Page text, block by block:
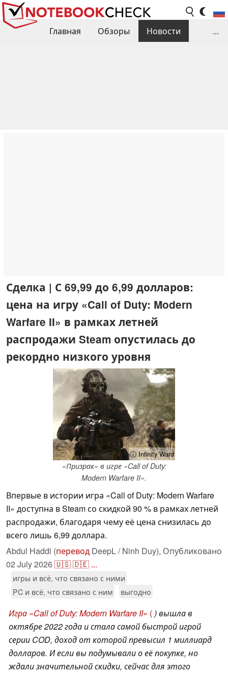
Главная Обзоры
Новости
...
Сделка | С 69,99 до 6,99 долларов:
цена на игру «Call of Duty: Modern
Warfare II» в рамках летней
распродажи Steam опустилась до
рекордно низкого уровня
ⓘ Infinity Ward
«Призрак» в игре «Call of Duty:
Modern Warfare II».
Впервые в истории игра «Call of Duty: Modern Warfare
II» доступна в Steam со скидкой 90 % в рамках летней
распродажи, благодаря чему её цена снизилась до
всего лишь 6,99 доллара.
Abdul Haddi (перевод DeepL / Ninh Duy), Опубликовано
02 July 2026🇺🇸🇩🇪 ...
игры и всё, что связано с ними
PC и всё, что связано с ним
выгодно
Игра «Call of Duty: Modern Warfare II» ( ) вышла в
октябре 2022 года и стала самой быстрой игрой
серии COD, доход от которой превысил 1 миллиард
долларов. И если вы подумывали о её покупке, но
ждали значительной скидки, сейчас для этого